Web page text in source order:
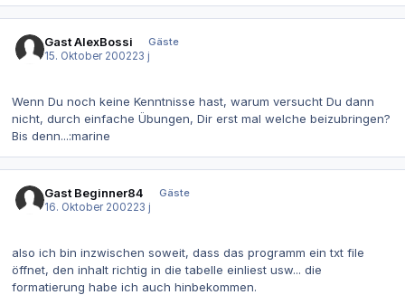
Gast AlexBossi
Gäste
15. Oktober 200223 j
Wenn Du noch keine Kenntnisse hast, warum versucht Du dann
nicht, durch einfache Übungen, Dir erst mal welche beizubringen?
Bis denn...:marine
Gast Beginner84
Gäste
16. Oktober 200223 j
also ich bin inzwischen soweit, dass das programm ein txt file
öffnet, den inhalt richtig in die tabelle einliest usw... die
formatierung habe ich auch hinbekommen.